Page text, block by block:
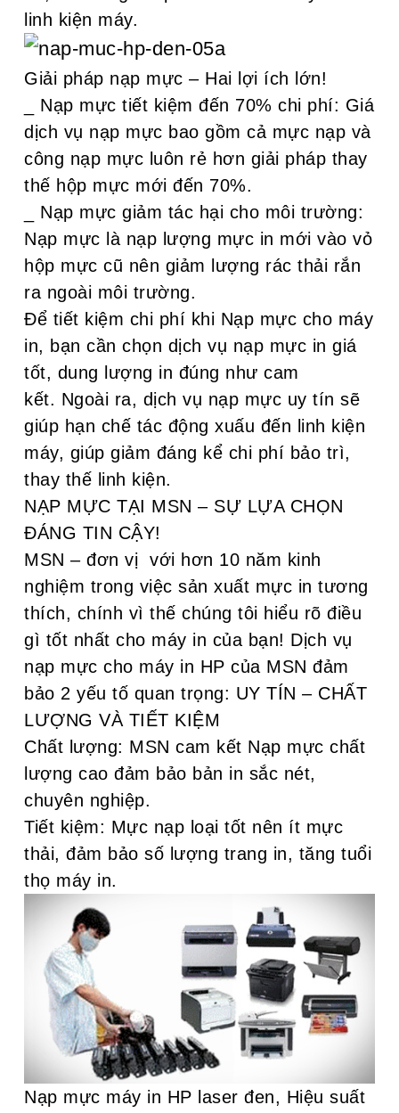
linh kiện máy.
Giải pháp nạp mực – Hai lợi ích lớn!
_ Nạp mực tiết kiệm đến 70% chi phí: Giá
dịch vụ nạp mực bao gồm cả mực nạp và
công nạp mực luôn rẻ hơn giải pháp thay
thế hộp mực mới đến 70%.
_ Nạp mực giảm tác hại cho môi trường:
Nạp mực là nạp lượng mực in mới vào vỏ
hộp mực cũ nên giảm lượng rác thải rắn
ra ngoài môi trường.
Để tiết kiệm chi phí khi Nạp mực cho máy
in, bạn cần chọn dịch vụ nạp mực in giá
tốt, dung lượng in đúng như cam
kết. Ngoài ra, dịch vụ nạp mực uy tín sẽ
giúp hạn chế tác động xuấu đến linh kiện
máy, giúp giảm đáng kể chi phí bảo trì,
thay thế linh kiện.
NẠP MỰC TẠI MSN – SỰ LỰA CHỌN
ĐÁNG TIN CẬY!
MSN – đơn vị với hơn 10 năm kinh
nghiệm trong việc sản xuất mực in tương
thích, chính vì thế chúng tôi hiểu rõ điều
gì tốt nhất cho máy in của bạn! Dịch vụ
nạp mực cho máy in HP của MSN đảm
bảo 2 yếu tố quan trọng: UY TÍN – CHẤT
LƯỢNG VÀ TIẾT KIỆM
Chất lượng: MSN cam kết Nạp mực chất
lượng cao đảm bảo bản in sắc nét,
chuyên nghiệp.
Tiết kiệm: Mực nạp loại tốt nên ít mực
thải, đảm bảo số lượng trang in, tăng tuổi
thọ máy in.
Nạp mực máy in HP laser đen, Hiệu suất